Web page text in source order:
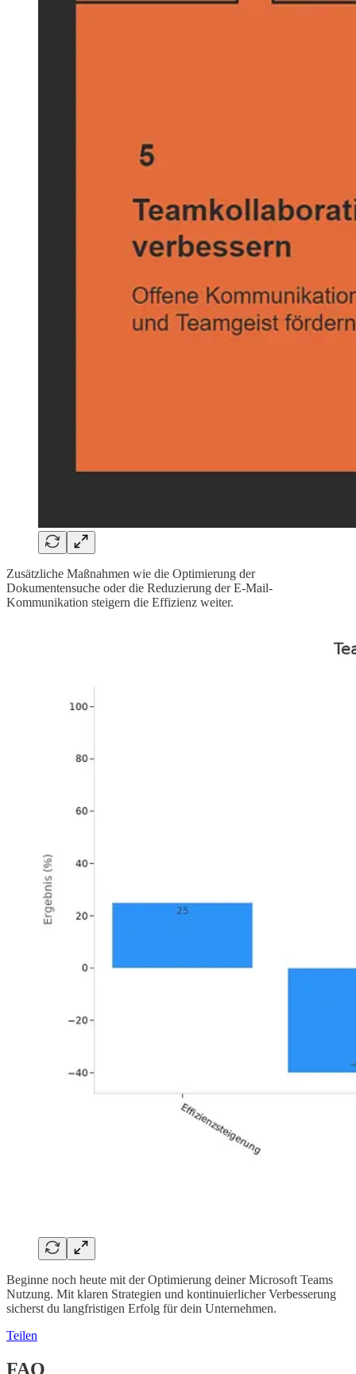
Zusätzliche Maßnahmen wie die Optimierung der
Dokumentensuche oder die Reduzierung der E-Mail-
Kommunikation steigern die Effizienz weiter.
Beginne noch heute mit der Optimierung deiner Microsoft Teams
Nutzung. Mit klaren Strategien und kontinuierlicher Verbesserung
sicherst du langfristigen Erfolg für dein Unternehmen.
Teilen
FAQ